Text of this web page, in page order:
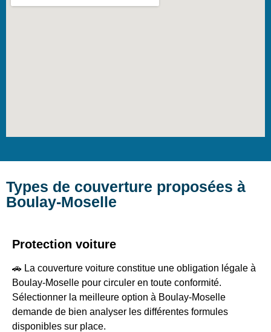
Types de couverture proposées à
Boulay-Moselle
Protection voiture
🚗 La couverture voiture constitue une obligation légale à
Boulay-Moselle pour circuler en toute conformité.
Sélectionner la meilleure option à Boulay-Moselle
demande de bien analyser les différentes formules
disponibles sur place.